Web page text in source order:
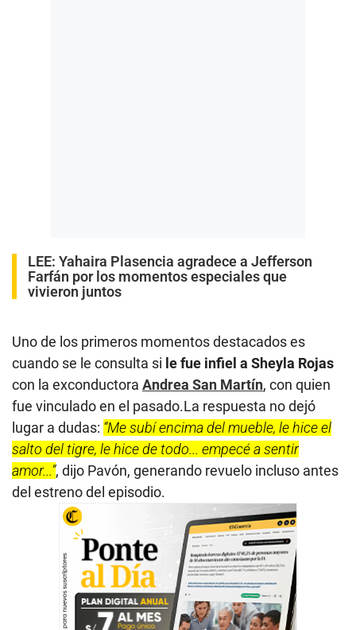
LEE: Yahaira Plasencia agradece a Jefferson
Farfán por los momentos especiales que
vivieron juntos
Uno de los primeros momentos destacados es
cuando se le consulta si le fue infiel a Sheyla Rojas
con la exconductora Andrea San Martín, con quien
fue vinculado en el pasado.La respuesta no dejó
lugar a dudas: “Me subí encima del mueble, le hice el
salto del tigre, le hice de todo... empecé a sentir
amor...”, dijo Pavón, generando revuelo incluso antes
del estreno del episodio.